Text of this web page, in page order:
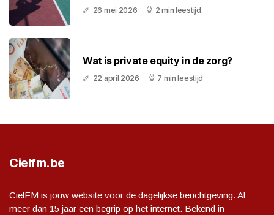
26 mei 2026 2 min leestijd
Wat is private equity in de zorg?
22 april 2026 7 min leestijd
Cielfm.be
CielFM is jouw website voor de dagelijkse berichtgeving. Al
meer dan 15 jaar een begrip op het internet. Bekend in